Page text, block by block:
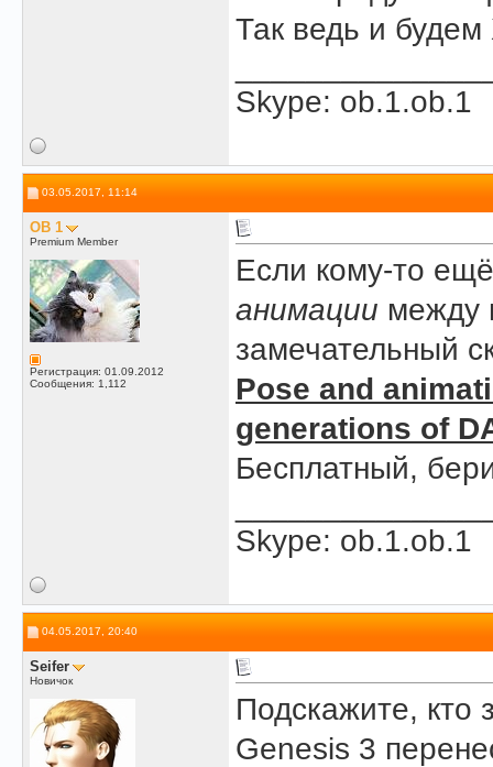
Так ведь и
Skype: ob.1.ob.1
03.05.2017, 11:14
OB 1
Premium Member
Регистрация: 01.09.2012
Сообщения: 1,112
Если кому-то
анимации между
замечательный
Pose and
generations of
Бесплатный,
Skype: ob.1.ob.1
04.05.2017, 20:40
Seifer
Новичок
Подскажите, кто
Genesis 3